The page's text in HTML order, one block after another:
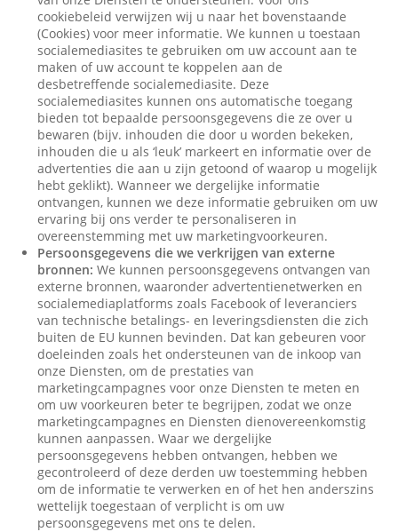
cookiebeleid verwijzen wij u naar het bovenstaande
(Cookies) voor meer informatie. We kunnen u toestaan
socialemediasites te gebruiken om uw account aan te
maken of uw account te koppelen aan de
desbetreffende socialemediasite. Deze
socialemediasites kunnen ons automatische toegang
bieden tot bepaalde persoonsgegevens die ze over u
bewaren (bijv. inhouden die door u worden bekeken,
inhouden die u als ‘leuk’ markeert en informatie over de
advertenties die aan u zijn getoond of waarop u mogelijk
hebt geklikt). Wanneer we dergelijke informatie
ontvangen, kunnen we deze informatie gebruiken om uw
ervaring bij ons verder te personaliseren in
overeenstemming met uw marketingvoorkeuren.
Persoonsgegevens die we verkrijgen van externe
bronnen: We kunnen persoonsgegevens ontvangen van
externe bronnen, waaronder advertentienetwerken en
socialemediaplatforms zoals Facebook of leveranciers
van technische betalings- en leveringsdiensten die zich
buiten de EU kunnen bevinden. Dat kan gebeuren voor
doeleinden zoals het ondersteunen van de inkoop van
onze Diensten, om de prestaties van
marketingcampagnes voor onze Diensten te meten en
om uw voorkeuren beter te begrijpen, zodat we onze
marketingcampagnes en Diensten dienovereenkomstig
kunnen aanpassen. Waar we dergelijke
persoonsgegevens hebben ontvangen, hebben we
gecontroleerd of deze derden uw toestemming hebben
om de informatie te verwerken en of het hen anderszins
wettelijk toegestaan of verplicht is om uw
persoonsgegevens met ons te delen.